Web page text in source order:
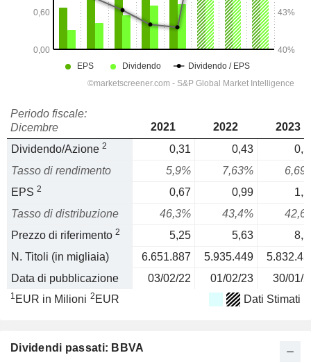
Periodo fiscale:
Dicembre
2021 2022
2023
Dividendo/Azione 2 0,31 0,43
Tasso di rendimento
5,9% 7,63%
EPS 2 0,67 0,99
Tasso di distribuzione
46,3% 43,4%
Prezzo di riferimento 2 5,25 5,63
N. Titoli (in migliaia)
6.651.887 5.935.449
Data di pubblicazione
03/02/22 01/02/23 30/01/
1 EUR in Milioni 2 EUR Dati Stimati
Dividendi passati: BBVA